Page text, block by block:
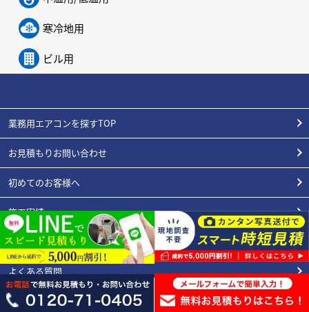
寒冷地用
ビル用
業務用エアコンを探すTOP
お見積もりお問い合わせ
初めてのお客様へ
施工実績
エアコンの豆知識
よくある質問
スタッフ紹介